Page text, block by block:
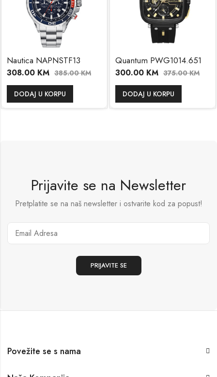
Nautica NAPNSTF13
308.00 KM 385.00KM
DODAJ U KORPU
Quantum PWG1014.651
300.00 KM 375.00KM
DODAJ U KORPU
Prijavite se na Newsletter
Pretplatite se na naš newsletter i ostvarite kod za popust!
Povežite se s nama